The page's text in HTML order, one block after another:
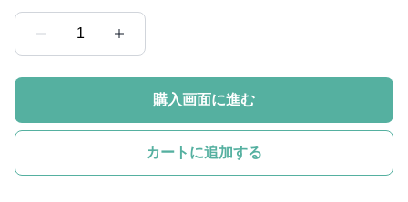
1
購入画面に進む
カートに追加する